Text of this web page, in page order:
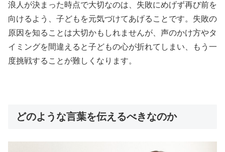
浪人が決まった時点で大切なのは、失敗にめげず再び前を
向けるよう、子どもを元気づけてあげることです。失敗の
原因を知ることは大切かもしれませんが、声のかけ方やタ
イミングを間違えると子どもの心が折れてしまい、もう一
度挑戦することが難しくなります。
どのような言葉を伝えるべきなのか